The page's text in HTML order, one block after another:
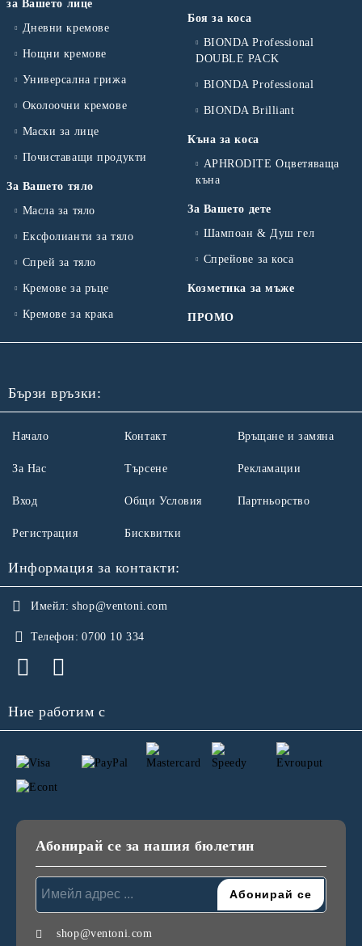
за Вашето лице
Дневни кремове
Нощни кремове
Универсална грижа
Околоочни кремове
Маски за лице
Почиставащи продукти
За Вашето тяло
Масла за тяло
Ексфолианти за тяло
Спрей за тяло
Кремове за ръце
Кремове за крака
Боя за коса
BIONDA Professional
DOUBLE PACK
BIONDA Professional
BIONDA Brilliant
Къна за коса
APHRODITE Оцветяваща
къна
За Вашето дете
Шампоан & Душ гел
Спрейове за коса
Козметика за мъже
ПРОМО
Бързи връзки:
Начало
За Нас
Вход
Регистрация
Контакт
Търсене
Общи Условия
Бисквитки
Връщане и замяна
Рекламации
Партньорство
Информация за контакти:
Имейл: shop@ventoni.com
Телефон: 0700 10 334
Ние работим с
Абонирай се за нашия бюлетин
shop@ventoni.com